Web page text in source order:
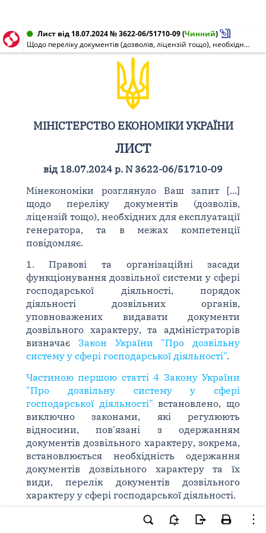
Лист від 18.07.2024 № 3622-06/51710-09(Чинний)
Щодо переліку документів (дозволів, ліцензій тощо), необхідних для експлуатації генератора
МІНІСТЕРСТВО ЕКОНОМІКИ УКРАЇНИ
ЛИСТ
від 18.07.2024 р. N 3622-06/51710-09
Мінекономіки розглянуло Ваш запит [...]
щодо переліку документів (дозволів,
ліцензій тощо), необхідних для експлуатації
генератора, та в межах компетенції
повідомляє.
1. Правові та організаційні засади
функціонування дозвільної системи у сфері
господарської діяльності, порядок
діяльності дозвільних органів,
уповноважених видавати документи
дозвільного характеру, та адміністраторів
визначає Закон України "Про дозвільну
систему у сфері господарської діяльності".
Частиною першою статті 4 Закону України
"Про дозвільну систему у сфері
господарської діяльності" встановлено, що
виключно законами, які регулюють
відносини, пов'язані з одержанням
документів дозвільного характеру, зокрема,
встановлюється необхідність одержання
документів дозвільного характеру та їх
види, перелік документів дозвільного
характеру у сфері господарської діяльності.
Відповідно до частин третьої і восьмої
статті